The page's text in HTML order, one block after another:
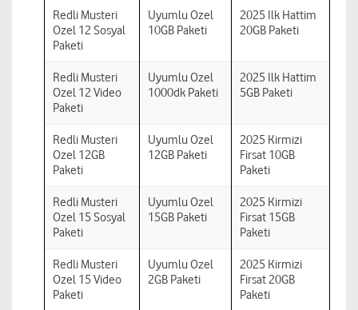
Redli Musteri
Ozel 12 Sosyal
Paketi
Uyumlu Ozel
10GB Paketi
2025 Ilk Hattim
20GB Paketi
Redli Musteri
Ozel 12 Video
Paketi
Uyumlu Ozel
1000dk Paketi
2025 Ilk Hattim
5GB Paketi
Redli Musteri
Ozel 12GB
Paketi
Uyumlu Ozel
12GB Paketi
2025 Kirmizi
Firsat 10GB
Paketi
Redli Musteri
Ozel 15 Sosyal
Paketi
Uyumlu Ozel
15GB Paketi
2025 Kirmizi
Firsat 15GB
Paketi
Redli Musteri
Ozel 15 Video
Paketi
Uyumlu Ozel
2GB Paketi
2025 Kirmizi
Firsat 20GB
Paketi